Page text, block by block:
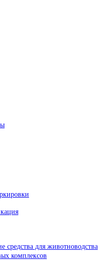
для животноводства
комплексов